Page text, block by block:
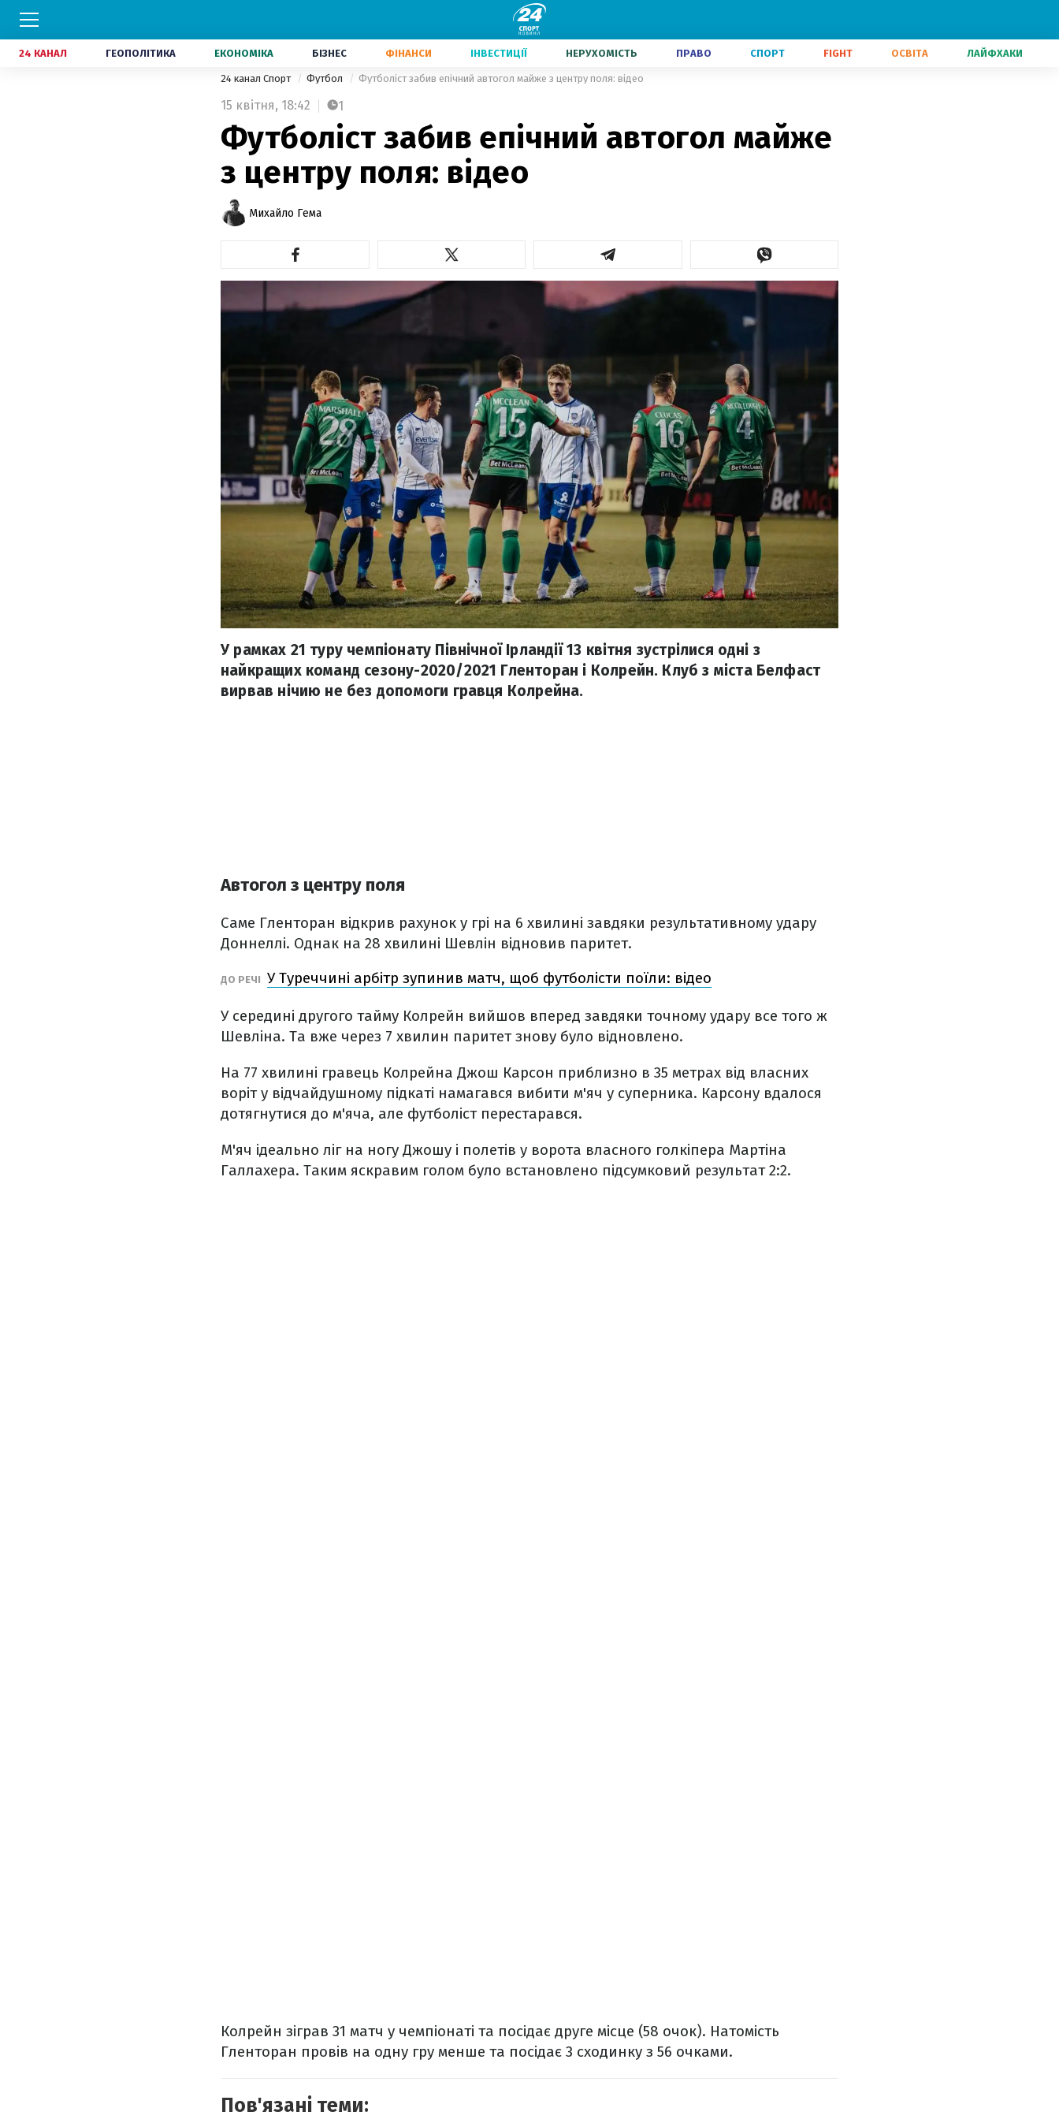
24 КАНАЛ ГЕОПОЛІТИКА ЕКОНОМІКА БІЗНЕС ФІНАНСИ ІНВЕСТИЦІЇ НЕРУХОМІСТЬ ПРАВО СПОРТ FIGHT ОСВІТА ЛАЙФХАКИ
24 канал Спорт Футбол Футболіст забив епічний автогол майже з центру поля: відео
15 квітня, 18:42 1
Футболіст забив епічний автогол майже
з центру поля: відео
Михайло Гема
У рамках 21 туру чемпіонату Північної Ірландії 13 квітня зустрілися одні з
найкращих команд сезону-2020/2021 Гленторан і Колрейн. Клуб з міста Белфаст
вирвав нічию не без допомоги гравця Колрейна.
Автогол з центру поля
Саме Гленторан відкрив рахунок у грі на 6 хвилині завдяки результативному удару
Доннеллі. Однак на 28 хвилині Шевлін відновив паритет.
ДО РЕЧІ У Туреччині арбітр зупинив матч, щоб футболісти поїли: відео
У середині другого тайму Колрейн вийшов вперед завдяки точному удару все того ж
Шевліна. Та вже через 7 хвилин паритет знову було відновлено.
На 77 хвилині гравець Колрейна Джош Карсон приблизно в 35 метрах від власних
воріт у відчайдушному підкаті намагався вибити м'яч у суперника. Карсону вдалося
дотягнутися до м'яча, але футболіст перестарався.
М'яч ідеально ліг на ногу Джошу і полетів у ворота власного голкіпера Мартіна
Галлахера. Таким яскравим голом було встановлено підсумковий результат 2:2.
Колрейн зіграв 31 матч у чемпіонаті та посідає друге місце (58 очок). Натомість
Гленторан провів на одну гру менше та посідає 3 сходинку з 56 очками.
Пов'язані теми: